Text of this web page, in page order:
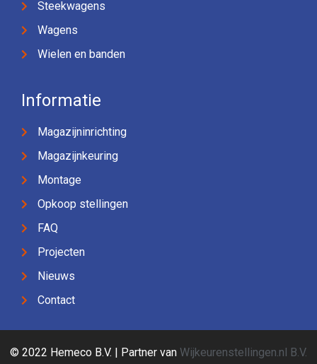
Steekwagens
Wagens
Wielen en banden
Informatie
Magazijninrichting
Magazijnkeuring
Montage
Opkoop stellingen
FAQ
Projecten
Nieuws
Contact
© 2022 Hemeco B.V. | Partner van Wijkeurenstellingen.nl B.V.